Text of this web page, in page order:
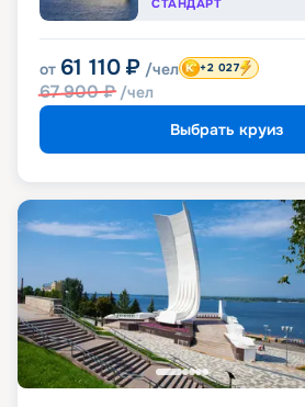
от 61 110 ₽ /чел
67 900₽ /чел
+2 027
Выбрать круиз